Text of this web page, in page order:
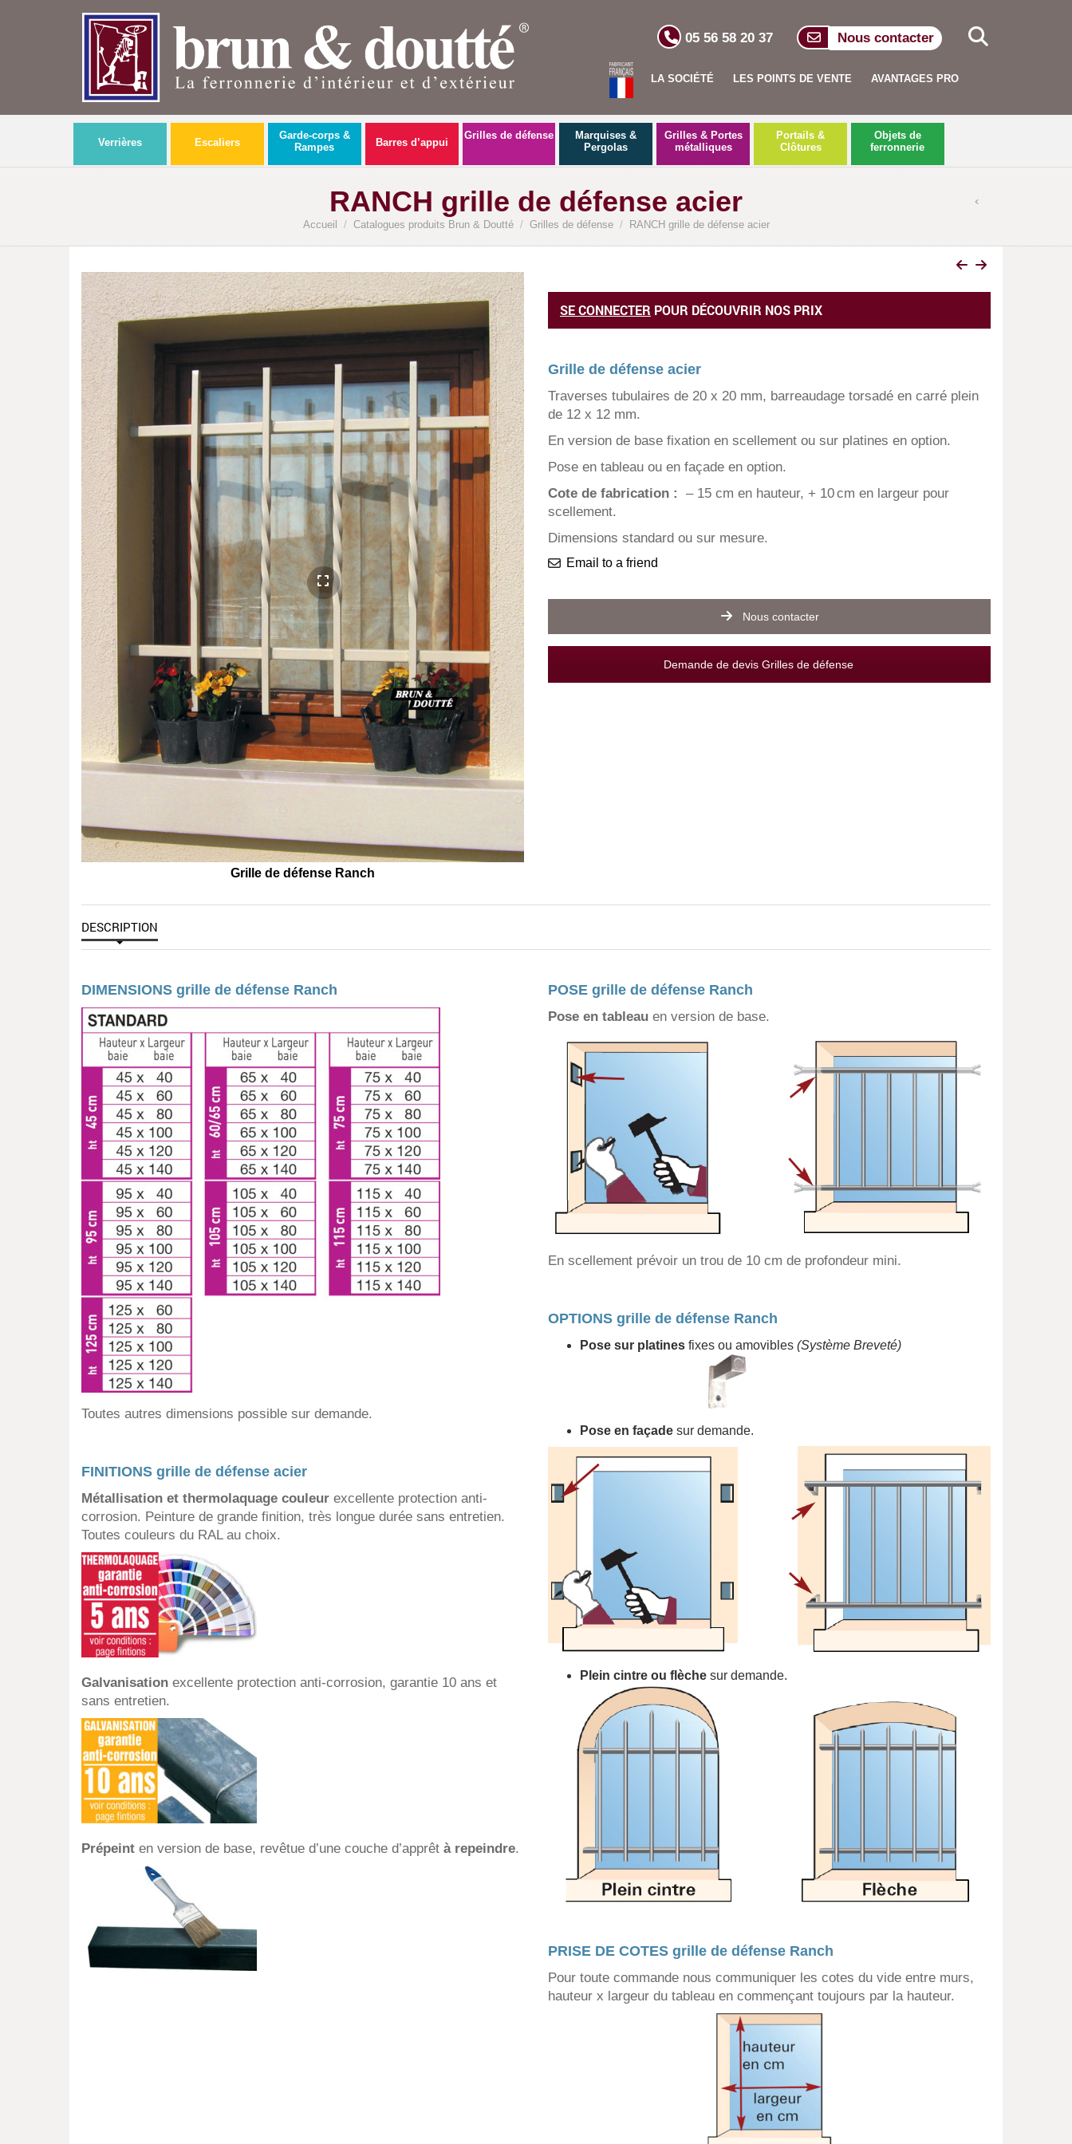
05 56 58 20 37 Nous contacter
AVANTAGES PRO
LES POINTS DE VENTE
LA SOCIÉTÉ
Verrières Escaliers
Garde-corps &
Rampes
Barres d’appui
Grilles de défense
Marquises &
Pergolas
Grilles & Portes
métalliques
Portails &
Clôtures
Objets de
ferronnerie
RANCH grille de défense acier
Accueil / Catalogues produits Brun & Doutté / Grilles de défense / RANCH grille de défense acier
Grille de défense Ranch
SE CONNECTER POUR DÉCOUVRIR NOS PRIX
Grille de défense acier
Traverses tubulaires de 20 x 20 mm, barreaudage torsadé en carré plein
de 12 x 12 mm.
En version de base fixation en scellement ou sur platines en option.
Pose en tableau ou en façade en option.
Cote de fabrication :
– 15 cm en hauteur, + 10 cm en largeur pour
scellement.
Dimensions standard ou sur mesure.
Email to a friend
Nous contacter
Demande de devis Grilles de défense
DESCRIPTION
DIMENSIONS grille de défense Ranch
Toutes autres dimensions possible sur demande.
FINITIONS grille de défense acier
Métallisation et thermolaquage couleur excellente protection anti-
corrosion. Peinture de grande finition, très longue durée sans entretien.
Toutes couleurs du RAL au choix.
Galvanisation excellente protection anti-corrosion, garantie 10 ans et
sans entretien.
Prépeint en version de base, revêtue d’une couche d’apprêt à repeindre.
POSE grille de défense Ranch
Pose en tableau en version de base.
En scellement prévoir un trou de 10 cm de profondeur mini.
OPTIONS grille de défense Ranch
Pose sur platines fixes ou amovibles (Système Breveté)
Pose en façade sur demande.
Plein cintre ou flèche sur demande.
PRISE DE COTES grille de défense Ranch
Pour toute commande nous communiquer les cotes du vide entre murs,
hauteur x largeur du tableau en commençant toujours par la hauteur.